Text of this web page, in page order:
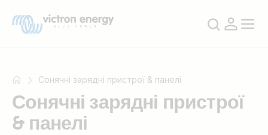
Наприклад
Сонячні зарядні пристрої & панелі
Сонячні зарядні пристрої
& панелі